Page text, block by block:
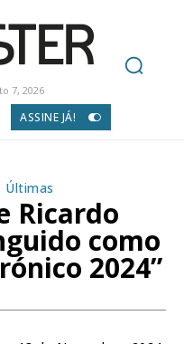
7, 2026
ASSINE JÁ!
Últimas
Ricardo
como
2024”